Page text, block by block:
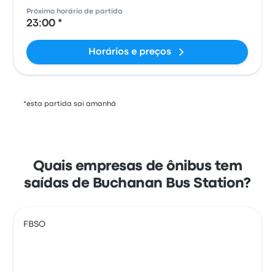
Próximo horário de partida
23:00 *
Horários e preços
*esta partida sai amanhã
Quais empresas de ônibus tem
saídas de Buchanan Bus Station?
FBSO